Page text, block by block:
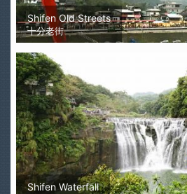
Shifen Old Streets
十分老街
Shifen Waterfall